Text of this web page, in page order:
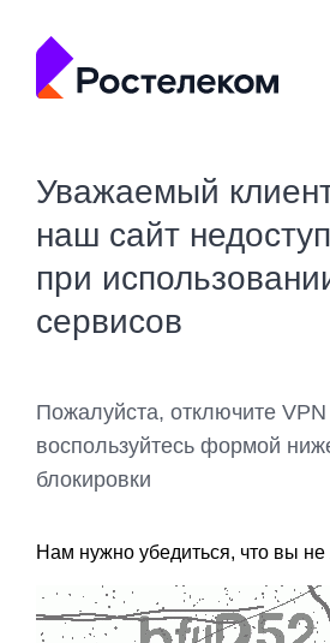
Уважаемый
наш сайт
при
сервисов
Пожалуйста, отключите
воспользуйтесь формой
блокировки
Нам нужно убедиться, что вы не